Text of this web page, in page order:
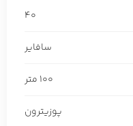
40
سافایر
100 متر
پوزیترون